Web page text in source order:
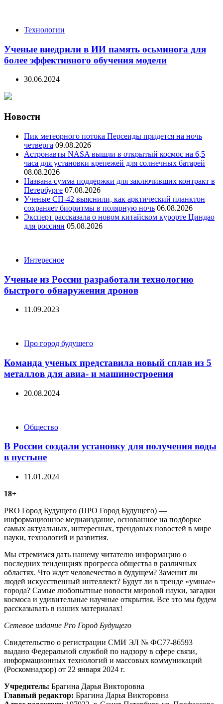
Технологии
Ученые внедрили в ИИ память осьминога для
более эффективного обучения модели
30.06.2024
Новости
Пик метеорного потока Персеиды придется на ночь
четверга 09.08.2026
Астронавты NASA вышли в открытый космос на 6,5
часа для установки крепежей для солнечных батарей
08.08.2026
Названа сумма поддержки для заключивших контракт в
Петербурге 07.08.2026
Ученые СП-42 выяснили, как арктический планктон
сохраняет биоритмы в полярную ночь 06.08.2026
Эксперт рассказала о новом китайском курорте Циндао
для россиян 05.08.2026
CategoriesИнтересное
Ученые из России разработали технологию
быстрого обнаружения дронов
11.09.2023
CategoriesПро город будущего
Команда ученых представила новый сплав из 5
металлов для авиа- и машиностроения
20.08.2024
CategoriesОбщество
В России создали установку для получения воды
в пустыне
11.01.2024
18+
PRO Город Будущего (ПРО Город Будущего) —
информационное медиаиздание, основанное на подборке
самых актуальных, интересных, трендовых новостей в мире
науки, технологий и развития.
Мы стремимся дать нашему читателю информацию о
последних тенденциях прогресса общества в различных
областях. Что ждет человечество в будущем? Заменит ли
людей искусственный интеллект? Будут ли в тренде «умные»
города? Самые любопытные новости мировой науки, загадки
космоса и удивительные научные открытия. Все это мы будем
рассказывать в наших материалах!
Сетевое издание Рrо Город Будущего
Свидетельство о регистрации СМИ ЭЛ № ФС77-86593
выдано Федеральной службой по надзору в сфере связи,
информационных технологий и массовых коммуникаций
(Роскомнадзор) от 22 января 2024 г.
Учредитель: Брагина Дарья Викторовна
Главный редактор: Брагина Дарья Викторовна